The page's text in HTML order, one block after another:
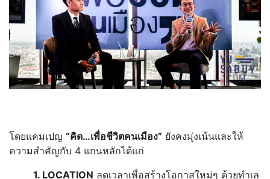
โดยแคมเปญ “คิด…เพื่อชีวิตคนเมือง” ยังคงมุ่งเน้นและให้
ความสำคัญกับ 4 แกนหลักได้แก่
1. LOCATION ลดเวลาเพื่อสร้างโอกาสใหม่ๆ ด้วยทำเล